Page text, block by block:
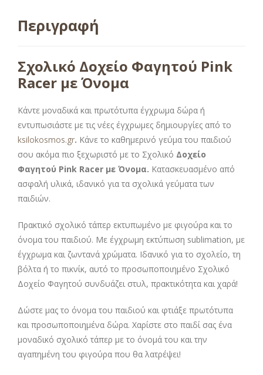
Περιγραφή
Σχολικό Δοχείο Φαγητού Pink
Racer με Όνομα
Κάντε μοναδικά και πρωτότυπα έγχρωμα δώρα ή
εντυπωσιάστε με τις νέες έγχρωμες δημιουργίες από το
ksilokosmos.gr. Κάνε το καθημερινό γεύμα του παιδιού
σου ακόμα πιο ξεχωριστό με το Σχολικό Δοχείο
Φαγητού Pink Racer με Όνομα. Κατασκευασμένο από
ασφαλή υλικά, ιδανικό για τα σχολικά γεύματα των
παιδιών.
Πρακτικό σχολικό τάπερ εκτυπωμένο με φιγούρα και το
όνομα του παιδιού. Με έγχρωμη εκτύπωση sublimation, με
έγχρωμα και ζωντανά χρώματα. Ιδανικό για το σχολείο, τη
βόλτα ή το πικνίκ, αυτό το προσωποποιημένο Σχολικό
Δοχείο Φαγητού συνδυάζει στυλ, πρακτικότητα και χαρά!
Δώστε μας το όνομα του παιδιού και φτιάξε πρωτότυπα
και προσωποποιημένα δώρα. Χαρίστε στο παιδί σας ένα
μοναδικό σχολικό τάπερ με το όνομά του και την
αγαπημένη του φιγούρα που θα λατρέψει!